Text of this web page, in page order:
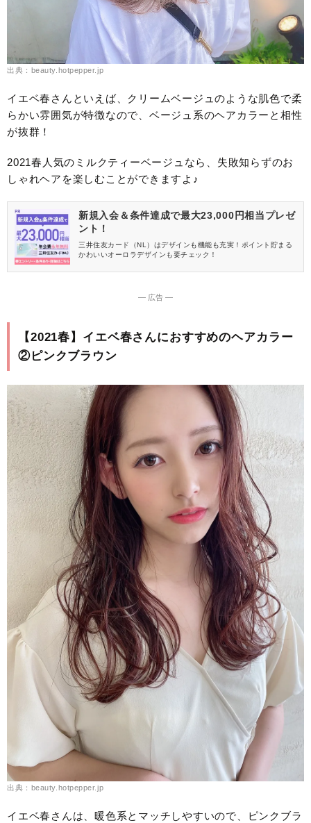
出典：beauty.hotpepper.jp
イエベ春さんといえば、クリームベージュのような肌色で柔
らかい雰囲気が特徴なので、ベージュ系のヘアカラーと相性
が抜群！
2021春人気のミルクティーベージュなら、失敗知らずのお
しゃれヘアを楽しむことができますよ♪
新規入会＆条件達成で最大23,000円相当プレゼ
ント！
三井住友カード（NL）はデザインも機能も充実！ポイント貯まる
かわいいオーロラデザインも要チェック！
― 広告 ―
【2021春】イエベ春さんにおすすめのヘアカラー
②ピンクブラウン
出典：beauty.hotpepper.jp
イエベ春さんは、暖色系とマッチしやすいので、ピンクブラ